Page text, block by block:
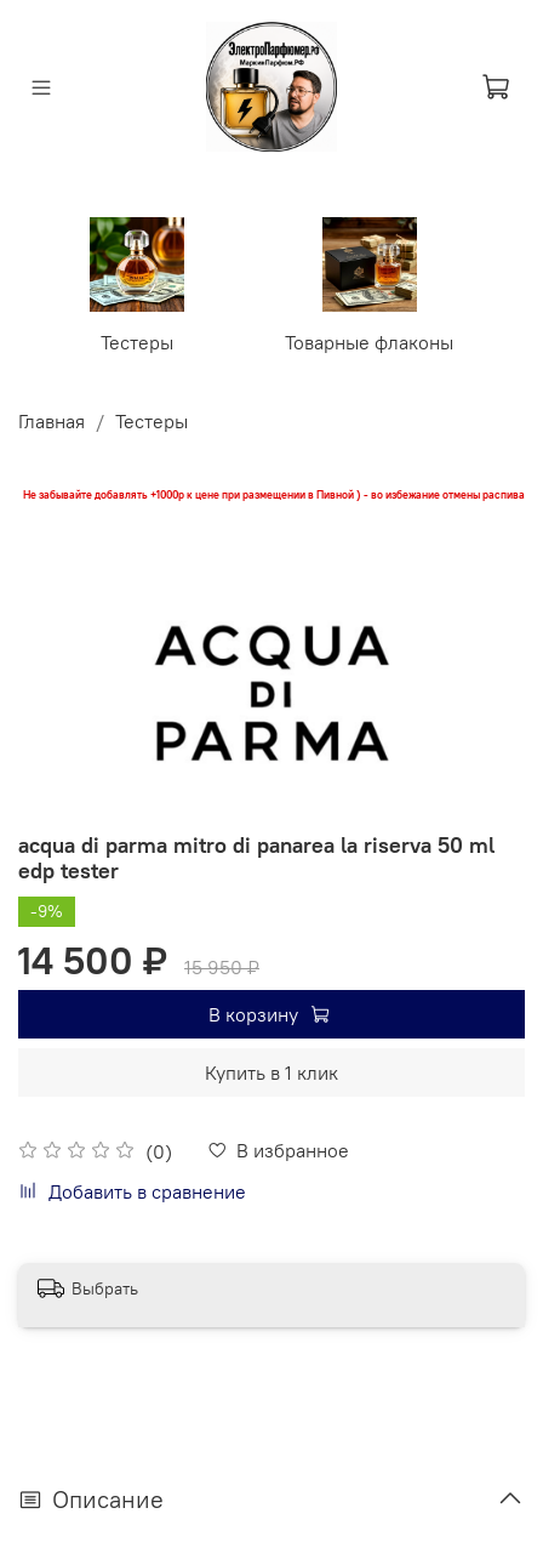
Тестеры Товарные флаконы
Главная Тестеры
Не забывайте добавлять +1000р к цене при размещении в Пивной ) - во избежание отмены распива
acqua di parma mitro di panarea la riserva 50 ml
edp tester
(0)
В избранное
Добавить в сравнение
-9%
14 500 ₽
15 950 ₽
В корзину
Купить в 1 клик
Выбрать
Описание